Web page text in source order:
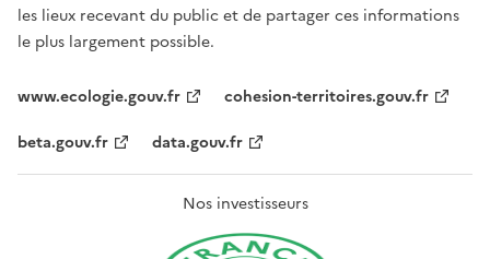
les lieux recevant du public et de partager ces informations
le plus largement possible.
www.ecologie.gouv.fr
cohesion-territoires.gouv.fr
beta.gouv.fr
data.gouv.fr
Nos investisseurs